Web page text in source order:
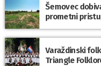
Šemovec
prometni
Varaždinski
Triangle